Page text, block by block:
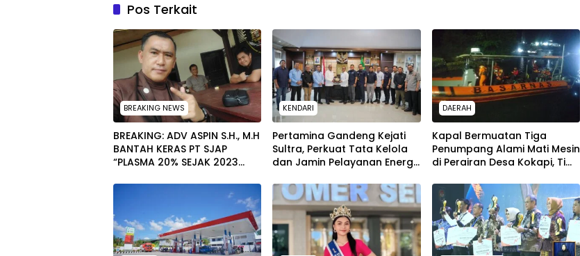
Pos Terkait
BREAKING NEWS
BREAKING: ADV ASPIN S.H., M.H
BANTAH KERAS PT SJAP
“PLASMA 20% SEJAK 2023
WARGA WAWOONE!
KENDARI
Pertamina Gandeng Kejati
Sultra, Perkuat Tata Kelola
dan Jamin Pelayanan Energi
DAERAH
Kapal Bermuatan Tiga
Penumpang Alami Mati Mesin
di Perairan Desa Kokapi, Tim